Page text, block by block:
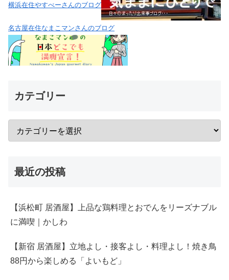
横浜在住やすべーさんのブログ
名古屋在住なまこマンさんのブログ
カテゴリー
最近の投稿
【浜松町 居酒屋】上品な鶏料理とおでんをリーズナブル
に満喫｜かしわ
【新宿 居酒屋】立地よし・接客よし・料理よし！焼き鳥
88円から楽しめる「よいもど」